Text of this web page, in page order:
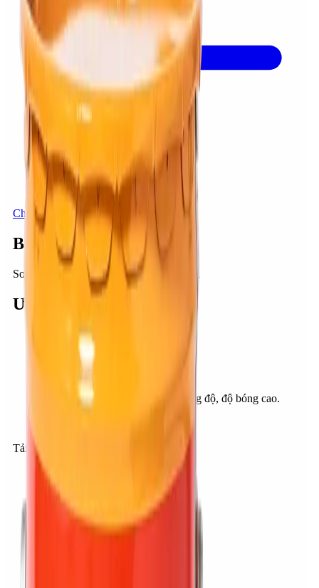
Chất phủ nền sàn
BestCoat EP704F
Sơn Epoxy gốc dung môi, hai thành phần
Ưu điểm
Kháng hóa chất. Kháng mài mòn.
Kháng khuẩn.
Kháng rong rêu, kháng nấm mốc.
Kháng bụi.
Kháng bong tróc, phồng rộp.
Khô nhanh, phát triển nhanh cường độ, độ bóng cao.
Khả năng che phủ cao.
Tải tài liệu kỹ thuật